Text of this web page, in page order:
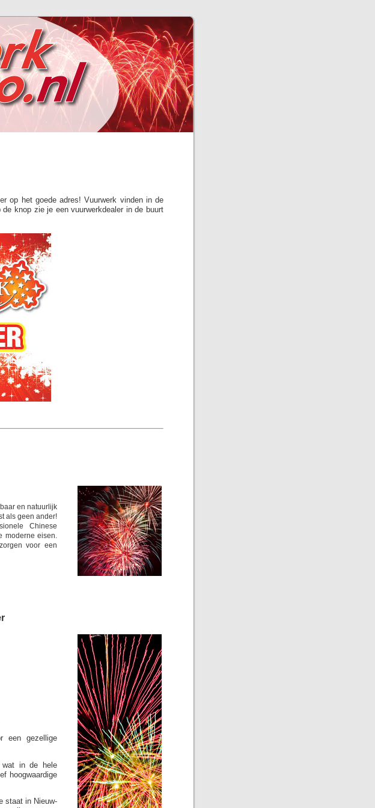
op het goede adres! Vuurwerk vinden in de
knop zie je een vuurwerkdealer in de buurt
en natuurlijk
als geen ander!
Chinese
moderne eisen.
voor een
een gezellige
in de hele
hoogwaardige
staat in Nieuw-